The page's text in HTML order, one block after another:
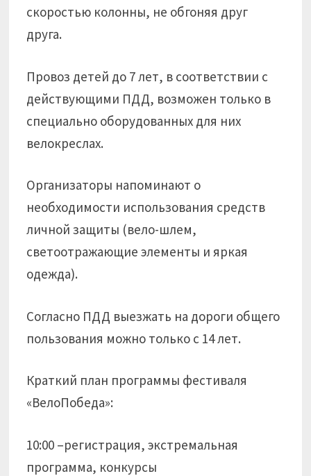
скоростью колонны, не обгоняя друг
друга.
Провоз детей до 7 лет, в соответствии с
действующими ПДД, возможен только в
специально оборудованных для них
велокреслах.
Организаторы напоминают о
необходимости использования средств
личной защиты (вело-шлем,
светоотражающие элементы и яркая
одежда).
Согласно ПДД выезжать на дороги общего
пользования можно только с 14 лет.
Краткий план программы фестиваля
«ВелоПобеда»:
10:00 –регистрация, экстремальная
программа, конкурсы